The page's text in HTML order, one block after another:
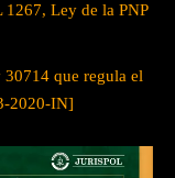
Ley de la PNP
que regula el
2020-IN]